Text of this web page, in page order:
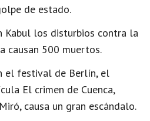
de estado.
Kabul los disturbios contra la
causan 500 muertos.
el festival de Berlín, el
El crimen de Cuenca,
causa un gran escándalo.